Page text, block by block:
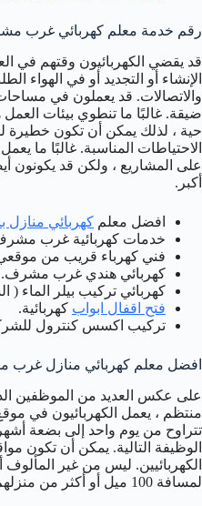
رقم خدمة معلم كهربائي غرب
قد يقضي الكهربائيون وقتهم في
الإنشاء أو التجديد أو في الهواء
والاتصالات. قد يعملون في
ضيقة. غالبًا ما تنطوي بيئات
حية ، لذلك يمكن أن تكون خطيرة
الاحتياطات المناسبة. غالبًا ما
على المشاريع ، ولكن قد يكونون
أكبر.
افضل معلم كهربائي منازل
خدمات كهربائية غرب
فني كهرباء قريب من
كهربائي هندي غرب مشرف.
كهربائي تركيب بيلر الماء (
فتح اقفال ابواب كهربائية.
تركيب اكسس كنترول
افضل معلم كهربائي منازل
على عكس العديد من الموظفين
منتظم ، يعمل الكهربائيون في
تتراوح من يوم واحد إلى بضعة أشهر
الوظيفة التالية. يمكن أن تكون
الكهربائيين. ليس من غير المألوف
لمسافة 100 ميل أو أكثر من منزلهم لإكمال العمل.